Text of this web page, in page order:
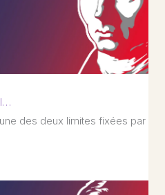
des deux limites fixées par